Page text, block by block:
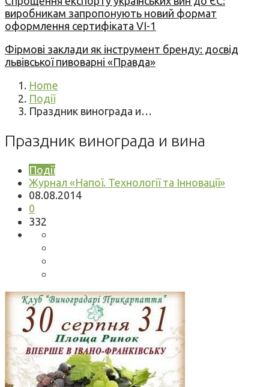
виробникам запропонують новий формат
оформлення сертифіката VI-1
Фірмові заклади як інструмент бренду: досвід
львівської пивоварні «Правда»
Home
Події
Праздник винограда и…
Праздник винограда и вина
Події
Журнал «Напої. Технології та Інновації»
08.08.2014
0
332